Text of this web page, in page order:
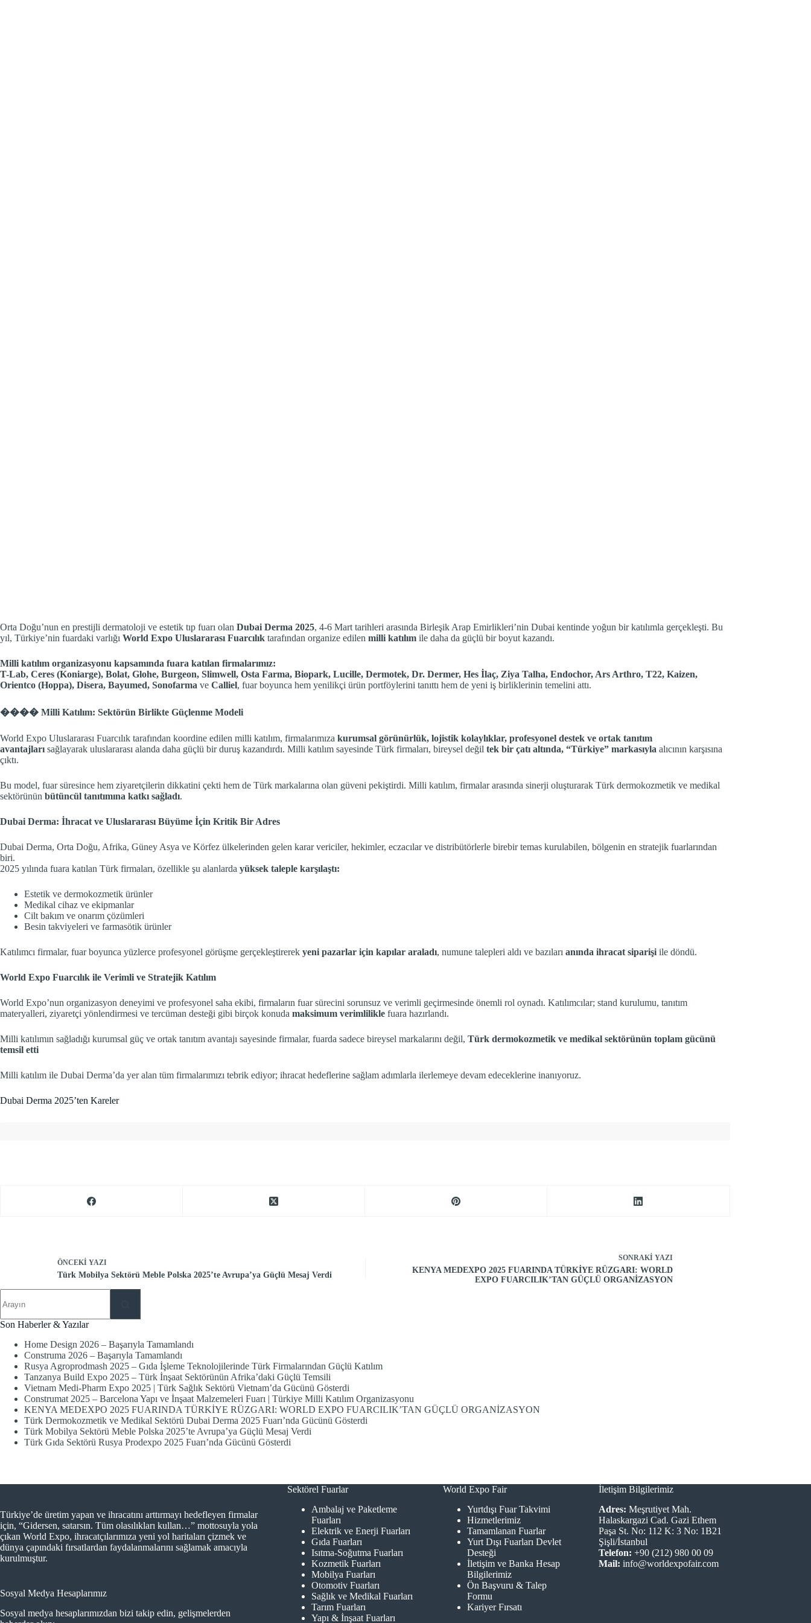
Orta Doğu’nun en prestijli dermatoloji ve estetik tıp fuarı olan Dubai Derma 2025, 4-6 Mart tarihleri arasında Birleşik Arap Emirlikleri’nin Dubai kentinde yoğun bir katılımla gerçekleşti. Bu
yıl, Türkiye’nin fuardaki varlığı World Expo Uluslararası Fuarcılık tarafından organize edilen milli katılım ile daha da güçlü bir boyut kazandı.
Milli katılım organizasyonu kapsamında fuara katılan firmalarımız:
T-Lab, Ceres (Koniarge), Bolat, Glohe, Burgeon, Slimwell, Osta Farma, Biopark, Lucille, Dermotek, Dr. Dermer, Hes İlaç, Ziya Talha, Endochor, Ars Arthro, T22, Kaizen,
Orientco (Hoppa), Disera, Bayumed, Sonofarma ve Calliel, fuar boyunca hem yenilikçi ürün portföylerini tanıttı hem de yeni iş birliklerinin temelini attı.
���� Milli Katılım: Sektörün Birlikte Güçlenme Modeli
World Expo Uluslararası Fuarcılık tarafından koordine edilen milli katılım, firmalarımıza kurumsal görünürlük, lojistik kolaylıklar, profesyonel destek ve ortak tanıtım
avantajları sağlayarak uluslararası alanda daha güçlü bir duruş kazandırdı. Milli katılım sayesinde Türk firmaları, bireysel değil tek bir çatı altında, “Türkiye” markasıyla alıcının karşısına
çıktı.
Bu model, fuar süresince hem ziyaretçilerin dikkatini çekti hem de Türk markalarına olan güveni pekiştirdi. Milli katılım, firmalar arasında sinerji oluşturarak Türk dermokozmetik ve medikal
sektörünün bütüncül tanıtımına katkı sağladı.
Dubai Derma: İhracat ve Uluslararası Büyüme İçin Kritik Bir Adres
Dubai Derma, Orta Doğu, Afrika, Güney Asya ve Körfez ülkelerinden gelen karar vericiler, hekimler, eczacılar ve distribütörlerle birebir temas kurulabilen, bölgenin en stratejik fuarlarından
biri.
2025 yılında fuara katılan Türk firmaları, özellikle şu alanlarda yüksek taleple karşılaştı:
Estetik ve dermokozmetik ürünler
Medikal cihaz ve ekipmanlar
Cilt bakım ve onarım çözümleri
Besin takviyeleri ve farmasötik ürünler
Katılımcı firmalar, fuar boyunca yüzlerce profesyonel görüşme gerçekleştirerek yeni pazarlar için kapılar araladı, numune talepleri aldı ve bazıları anında ihracat siparişi ile döndü.
World Expo Fuarcılık ile Verimli ve Stratejik Katılım
World Expo’nun organizasyon deneyimi ve profesyonel saha ekibi, firmaların fuar sürecini sorunsuz ve verimli geçirmesinde önemli rol oynadı. Katılımcılar; stand kurulumu, tanıtım
materyalleri, ziyaretçi yönlendirmesi ve tercüman desteği gibi birçok konuda maksimum verimlilikle fuara hazırlandı.
Milli katılımın sağladığı kurumsal güç ve ortak tanıtım avantajı sayesinde firmalar, fuarda sadece bireysel markalarını değil, Türk dermokozmetik ve medikal sektörünün toplam gücünü
temsil etti
Milli katılım ile Dubai Derma’da yer alan tüm firmalarımızı tebrik ediyor; ihracat hedeflerine sağlam adımlarla ilerlemeye devam edeceklerine inanıyoruz.
Dubai Derma 2025’ten Kareler
ÖNCEKI YAZI
Türk Mobilya Sektörü Meble Polska 2025’te Avrupa’ya Güçlü Mesaj Verdi
SONRAKI YAZI
KENYA MEDEXPO 2025 FUARINDA TÜRKİYE RÜZGARI: WORLD
EXPO FUARCILIK’TAN GÜÇLÜ ORGANİZASYON
results
Son Haberler & Yazılar
Home Design 2026 – Başarıyla Tamamlandı
Construma 2026 – Başarıyla Tamamlandı
Rusya Agroprodmash 2025 – Gıda İşleme Teknolojilerinde Türk Firmalarından Güçlü Katılım
Tanzanya Build Expo 2025 – Türk İnşaat Sektörünün Afrika’daki Güçlü Temsili
Vietnam Medi-Pharm Expo 2025 | Türk Sağlık Sektörü Vietnam’da Gücünü Gösterdi
Construmat 2025 – Barcelona Yapı ve İnşaat Malzemeleri Fuarı | Türkiye Milli Katılım Organizasyonu
KENYA MEDEXPO 2025 FUARINDA TÜRKİYE RÜZGARI: WORLD EXPO FUARCILIK’TAN GÜÇLÜ ORGANİZASYON
Türk Dermokozmetik ve Medikal Sektörü Dubai Derma 2025 Fuarı’nda Gücünü Gösterdi
Türk Mobilya Sektörü Meble Polska 2025’te Avrupa’ya Güçlü Mesaj Verdi
Türk Gıda Sektörü Rusya Prodexpo 2025 Fuarı’nda Gücünü Gösterdi
Türkiye’de üretim yapan ve ihracatını arttırmayı hedefleyen firmalar
için, “Gidersen, satarsın. Tüm olasılıkları kullan…” mottosuyla yola
çıkan World Expo, ihracatçılarımıza yeni yol haritaları çizmek ve
dünya çapındaki fırsatlardan faydalanmalarını sağlamak amacıyla
kurulmuştur.
Sosyal Medya Hesaplarımız
Sosyal medya hesaplarımızdan bizi takip edin, gelişmelerden
Sektörel Fuarlar
Ambalaj ve Paketleme
Fuarları
Elektrik ve Enerji Fuarları
Gıda Fuarları
Isıtma-Soğutma Fuarları
Kozmetik Fuarları
Mobilya Fuarları
Otomotiv Fuarları
Sağlık ve Medikal Fuarları
Tarım Fuarları
Yapı & İnşaat Fuarları
World Expo Fair
Yurtdışı Fuar Takvimi
Hizmetlerimiz
Tamamlanan Fuarlar
Yurt Dışı Fuarları Devlet
Desteği
İletişim ve Banka Hesap
Bilgilerimiz
Ön Başvuru & Talep
Formu
Kariyer Fırsatı
İletişim Bilgilerimiz
Adres: Meşrutiyet Mah.
Halaskargazi Cad. Gazi Ethem
Paşa St. No: 112 K: 3 No: 1B21
Şişli/İstanbul
Telefon: +90 (212) 980 00 09
Mail: info@worldexpofair.com